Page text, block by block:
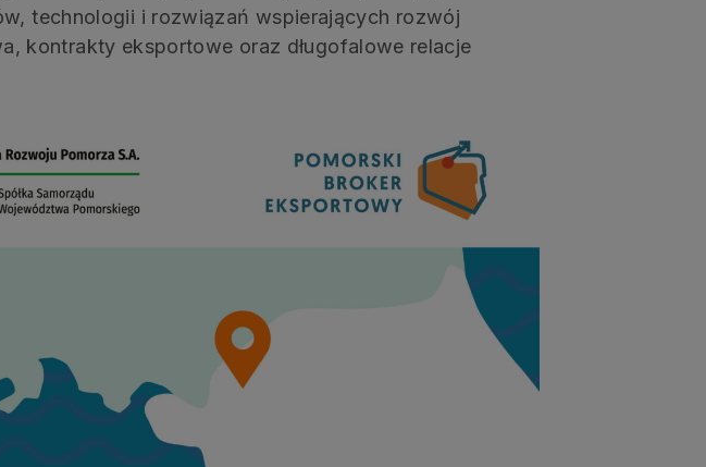
technologii i rozwiązań wspierających rozwój
kontrakty eksportowe oraz długofalowe relacje